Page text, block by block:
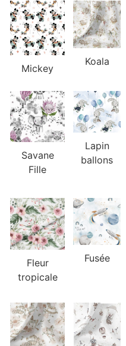
Mickey
Koala
Savane
Fille
Lapin
ballons
Fleur
tropicale
Fusée